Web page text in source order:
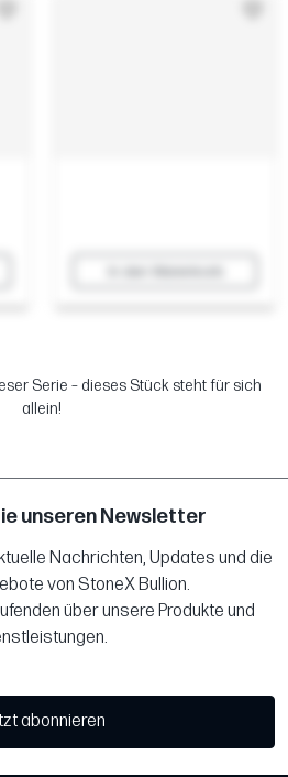
Serie – dieses Stück steht für sich
allein!
unseren Newsletter
Nachrichten, Updates und die
von StoneX Bullion.
über unsere Produkte und
abonnieren